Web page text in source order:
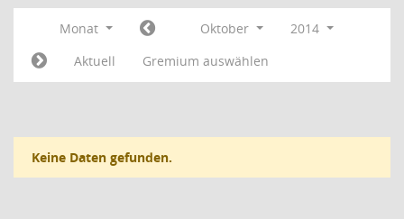
Monat Oktober
2014
Aktuell
Gremium auswählen
Keine Daten gefunden.